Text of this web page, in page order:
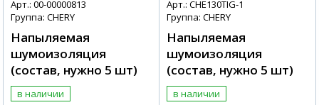
Арт.: 00-00000813
Группа: CHERY
Напыляемая
шумоизоляция
(состав, нужно 5 шт)
в наличии
Арт.: CHE130TIG-1
Группа: CHERY
Напыляемая
шумоизоляция
(состав, нужно 5 шт)
в наличии